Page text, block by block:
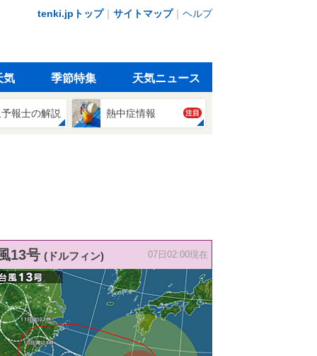
tenki.jpトップ｜ サイトマップ｜ ヘルプ
気 季節特集 天気ニュース
報士の解説 熱中症情報 注目
13号 (ドルフィン) 07日02:00現在